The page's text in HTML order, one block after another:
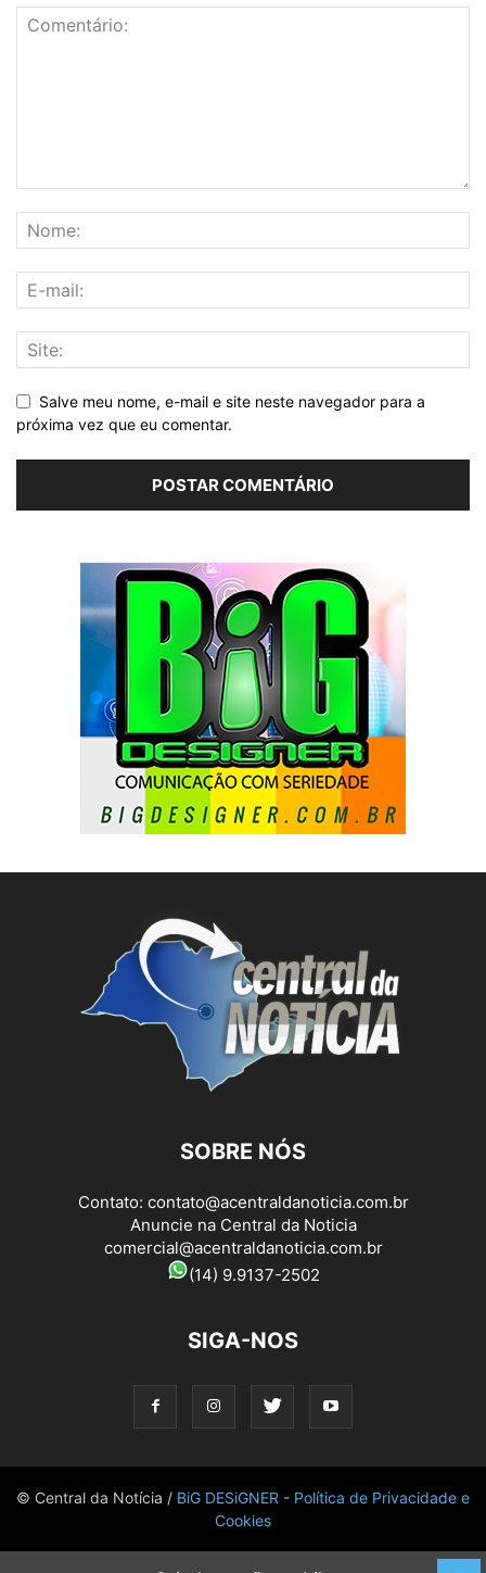
Salve meu nome, e-mail e site neste navegador para a
próxima vez que eu comentar.
SOBRE NÓS
Contato: contato@acentraldanoticia.com.br
Anuncie na Central da Noticia
comercial@acentraldanoticia.com.br
(14) 9.9137-2502
SIGA-NOS
© Central da Notícia / BiG DESiGNER - Política de Privacidade e
Cookies